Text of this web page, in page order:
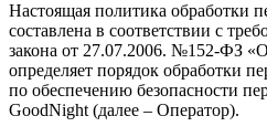
Настоящая политика обработки
составлена в соответствии с
закона от 27.07.2006. №152-ФЗ
определяет порядок обработки
по обеспечению безопасности
GoodNight (далее – Оператор).